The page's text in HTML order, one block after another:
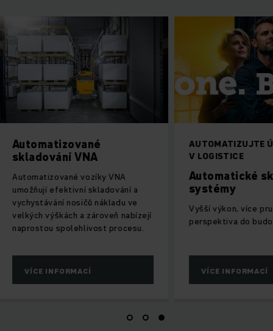
vozíky VNA
skladování a
nákladu ve
a zároveň nabízejí
procesu.
AUTOMATIZUJTE ÚSPĚCH
Automatické skladové
systémy
Vyšší výkon, více pružnosti, lepší
perspektiva do budoucna.